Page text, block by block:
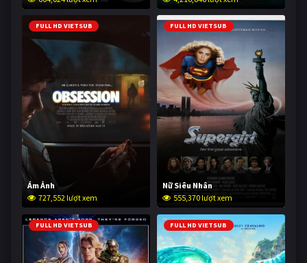
FULL HD VIETSUB
Ám Ảnh
727,552 lượt xem
FULL HD VIETSUB
Nữ Siêu Nhân
555,370 lượt xem
FULL HD VIETSUB FULL HD VIETSUB